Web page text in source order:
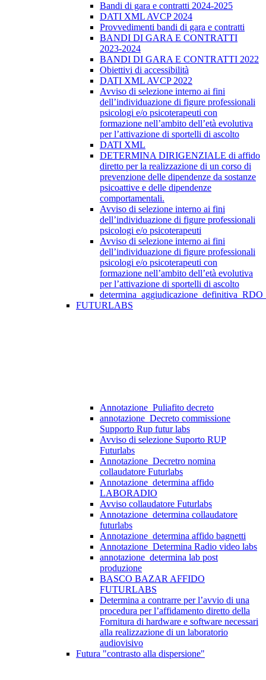
Bandi di gara e contratti 2024-2025
DATI XML AVCP 2024
Provvedimenti bandi di gara e contratti
BANDI DI GARA E CONTRATTI
2023-2024
BANDI DI GARA E CONTRATTI 2022
Obiettivi di accessibilità
DATI XML AVCP 2022
Avviso di selezione interno ai fini
dell’individuazione di figure professionali
psicologi e/o psicoterapeuti con
formazione nell’ambito dell’età evolutiva
per l’attivazione di sportelli di ascolto
DATI XML
DETERMINA DIRIGENZIALE di affido
diretto per la realizzazione di un corso di
prevenzione delle dipendenze da sostanze
psicoattive e delle dipendenze
comportamentali.
Avviso di selezione interno ai fini
dell’individuazione di figure professionali
psicologi e/o psicoterapeuti
Avviso di selezione interno ai fini
dell’individuazione di figure professionali
psicologi e/o psicoterapeuti con
formazione nell’ambito dell’età evolutiva
per l’attivazione di sportelli di ascolto
FUTURLABS
Annotazione_Puliafito decreto
annotazione_Decreto commissione
Supporto Rup futur labs
Avviso di selezione Suporto RUP
Futurlabs
Annotazione_Decretro nomina
collaudatore Futurlabs
Annotazione_determina affido
LABORADIO
Avviso collaudatore Futurlabs
Annotazione_determina collaudatore
futurlabs
Annotazione_determina affido bagnetti
Annotazione_Determina Radio video labs
annotazione_determina lab post
produzione
BASCO BAZAR AFFIDO
FUTURLABS
Determina a contrarre per l’avvio di una
procedura per l’affidamento diretto della
Fornitura di hardware e software necessari
alla realizzazione di un laboratorio
audiovisivo
Futura "contrasto alla dispersione"